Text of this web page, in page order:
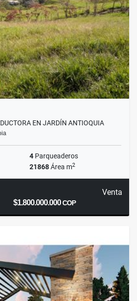
EN JARDÍN ANTIOQUIA
4 Parqueaderos
21868Área m2
Venta
$1.800.000.000COP